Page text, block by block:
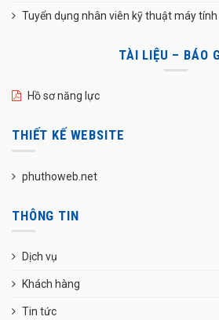
Tuyển dụng nhân viên kỹ thuật máy
TÀI LIỆU – BÁO
Hồ sơ năng lực
THIẾT KẾ WEBSITE
phuthoweb.net
THÔNG TIN
Dịch vụ
Khách hàng
Tin tức